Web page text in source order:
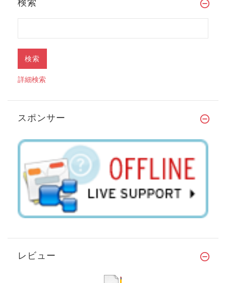
検索
詳細検索
スポンサー
レビュー